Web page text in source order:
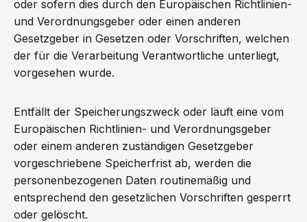
oder sofern dies durch den Europäischen Richtlinien-
und Verordnungsgeber oder einen anderen
Gesetzgeber in Gesetzen oder Vorschriften, welchen
der für die Verarbeitung Verantwortliche unterliegt,
vorgesehen wurde.
Entfällt der Speicherungszweck oder läuft eine vom
Europäischen Richtlinien- und Verordnungsgeber
oder einem anderen zuständigen Gesetzgeber
vorgeschriebene Speicherfrist ab, werden die
personenbezogenen Daten routinemäßig und
entsprechend den gesetzlichen Vorschriften gesperrt
oder gelöscht.